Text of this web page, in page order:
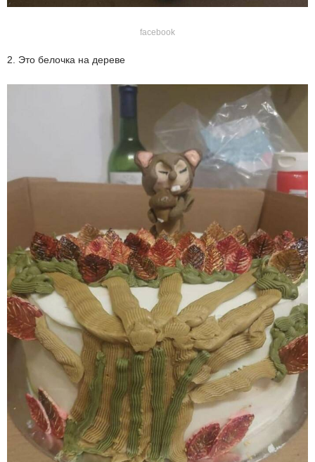
facebook
2. Это белочка на дереве